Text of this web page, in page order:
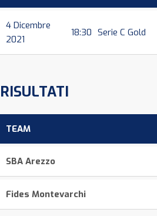
4 Dicembre
2021
18:30 Serie C Gold
RISULTATI
TEAM
SBA Arezzo
Fides Montevarchi